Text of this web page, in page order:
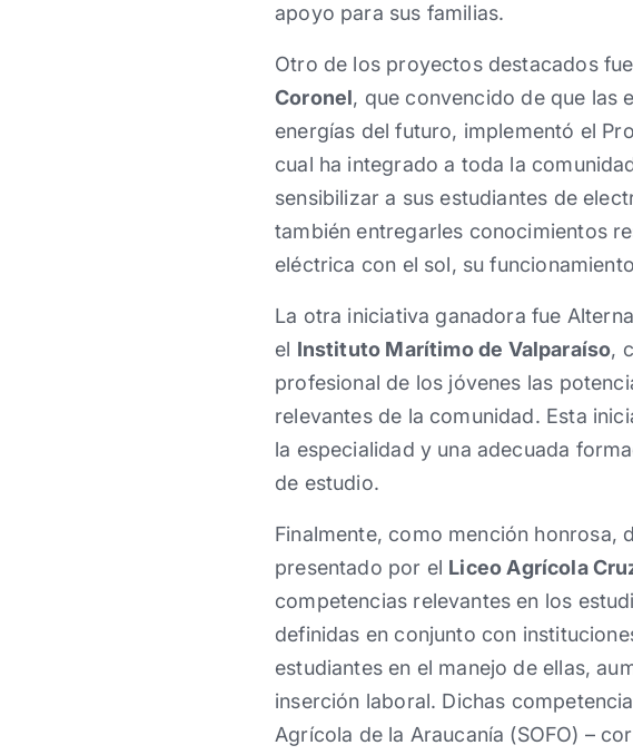
apoyo para sus familias.
Otro de los proyectos destacados
Coronel, que convencido de que las
energías del futuro, implementó el
cual ha integrado a toda la
sensibilizar a sus estudiantes de
también entregarles conocimientos
eléctrica con el sol, su
La otra iniciativa ganadora fue
el Instituto Marítimo de Valparaíso,
profesional de los jóvenes las
relevantes de la comunidad. Esta
la especialidad y una adecuada
de estudio.
Finalmente, como mención
presentado por el Liceo Agrícola
competencias relevantes en los
definidas en conjunto con
estudiantes en el manejo de ellas,
inserción laboral. Dichas
Agrícola de la Araucanía (SOFO) –